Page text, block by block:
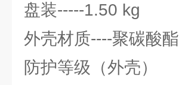
盘装-----1.50 kg
外壳材质----聚碳酸酯
防护等级（外壳）